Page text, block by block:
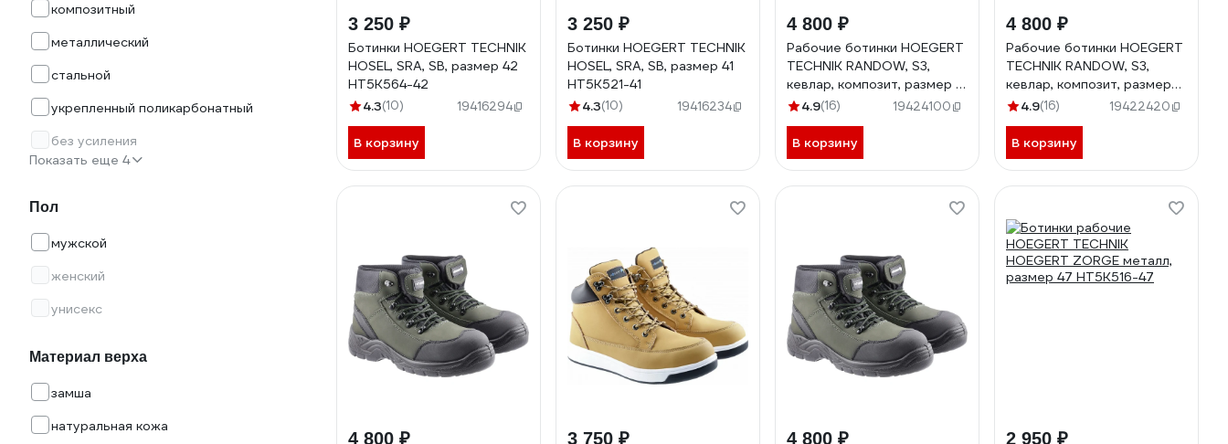
композитный
металлический
стальной
укрепленный поликарбонатный
без усиления
Показать еще 4
Пол
мужской
женский
унисекс
Материал верха
замша
натуральная кожа
3 250 ₽
Ботинки HOEGERT TECHNIK
HOSEL, SRA, SB, размер 42
HT5K564-42
4.3(10) 19416294
В корзину
3 250 ₽
Ботинки HOEGERT TECHNIK
HOSEL, SRA, SB, размер 41
HT5K521-41
4.3(10) 19416234
В корзину
4 800 ₽
Рабочие ботинки HOEGERT
TECHNIK RANDOW, S3,
кевлар, композит, размер 41
HT5K562-41
4.9(16) 19424100
В корзину
4 800 ₽
Рабочие ботинки HOEGERT
TECHNIK RANDOW, S3,
кевлар, композит, размер
44 HT5K562-44
4.9(16) 19422420
В корзину
4 800 ₽ 3 750 ₽ 4 800 ₽ 2 950 ₽